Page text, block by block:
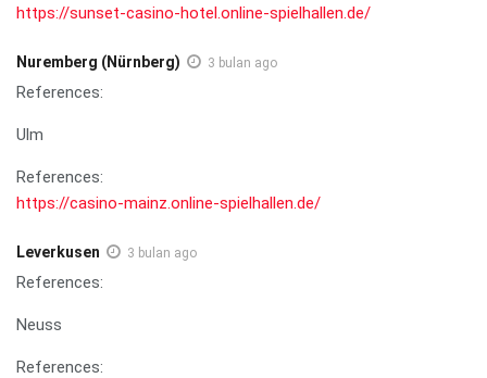
https://sunset-casino-hotel.online-spielhallen.de/
Nuremberg (Nürnberg) 3 bulan ago
References:
Ulm
References:
https://casino-mainz.online-spielhallen.de/
Leverkusen 3 bulan ago
References:
Neuss
References: